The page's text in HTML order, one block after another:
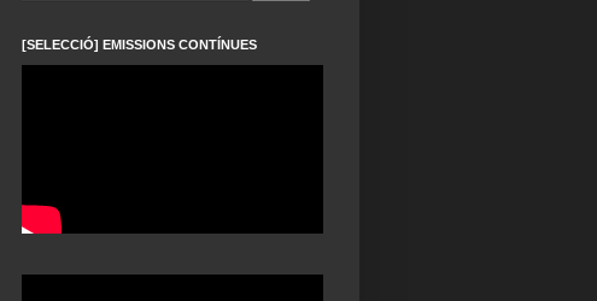
[SELECCIÓ] EMISSIONS CONTÍNUES